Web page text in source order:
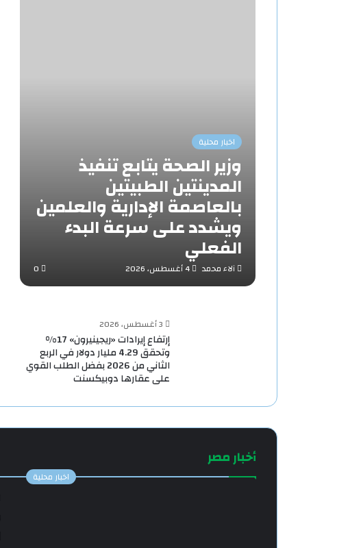
اخبار محلية
وزير الصحة يتابع تنفيذ
المدينتين الطبيتين
بالعاصمة الإدارية والعلمين
ويشدد على سرعة البدء
الفعلي
آلاء محمد 4 أغسطس، 2026 0
3 أغسطس، 2026
إرتفاع إيرادات «ريجينيرون» 17%
وتحقق 4.29 مليار دولار في الربع
الثاني من 2026 بفضل الطلب القوي
على عقارها دوبيكسنت
أخبار مصر
اخبار محلية